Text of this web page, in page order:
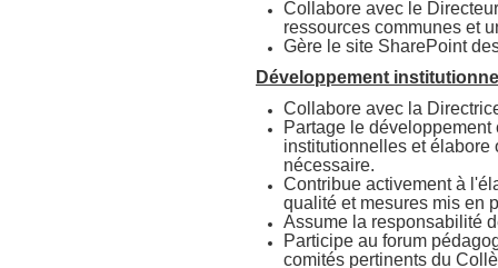
Collabore avec le
ressources communes et
Gère le site SharePoint
Développement
Collabore avec la
Partage le
institutionnelles et
nécessaire.
Contribue activement à
qualité et mesures mis en
Assume la responsabilité
Participe au forum
comités pertinents du